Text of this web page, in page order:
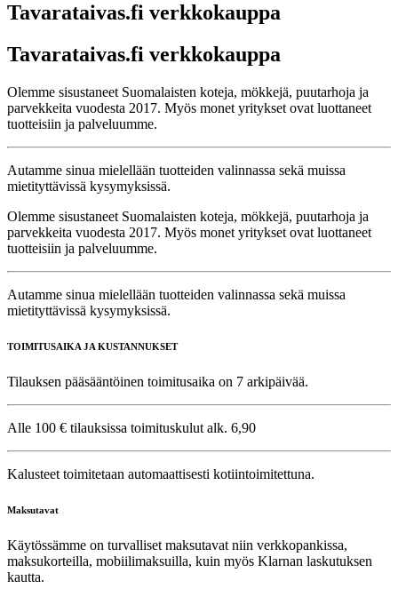
Tavarataivas.fi verkkokauppa
Tavarataivas.fi verkkokauppa
Olemme sisustaneet Suomalaisten koteja, mökkejä, puutarhoja ja
parvekkeita vuodesta 2017. Myös monet yritykset ovat luottaneet
tuotteisiin ja palveluumme.
Autamme sinua mielellään tuotteiden valinnassa sekä muissa
mietityttävissä kysymyksissä.
Olemme sisustaneet Suomalaisten koteja, mökkejä, puutarhoja ja
parvekkeita vuodesta 2017. Myös monet yritykset ovat luottaneet
tuotteisiin ja palveluumme.
Autamme sinua mielellään tuotteiden valinnassa sekä muissa
mietityttävissä kysymyksissä.
TOIMITUSAIKA JA KUSTANNUKSET
Tilauksen pääsääntöinen toimitusaika on 7 arkipäivää.
Alle 100 € tilauksissa toimituskulut alk. 6,90
Kalusteet toimitetaan automaattisesti kotiintoimitettuna.
Maksutavat
Käytössämme on turvalliset maksutavat niin verkkopankissa,
maksukorteilla, mobiilimaksuilla, kuin myös Klarnan laskutuksen
kautta.